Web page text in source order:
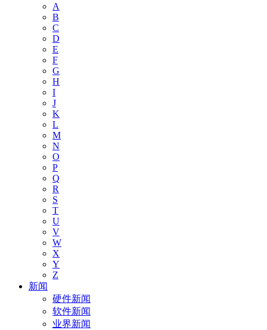
A
B
C
D
E
F
G
H
I
J
K
L
M
N
O
P
Q
R
S
T
U
V
W
X
Y
Z
新闻
硬件新闻
软件新闻
业界新闻